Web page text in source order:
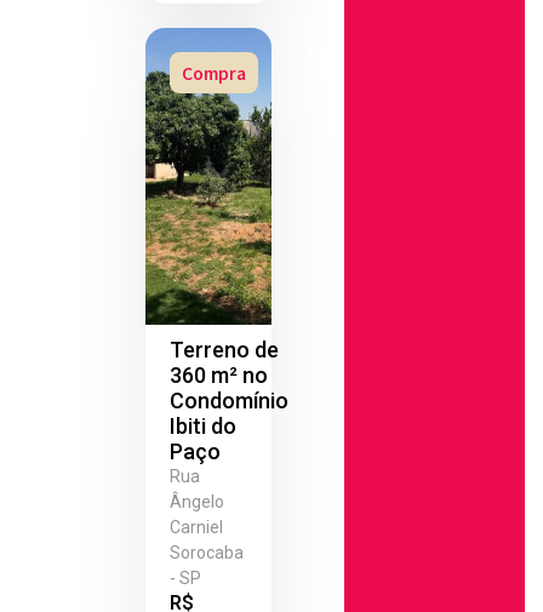
Compra
Terreno de
360 m² no
Condomínio
Ibiti do
Paço
Rua
Ângelo
Carniel
Sorocaba
- SP
R$